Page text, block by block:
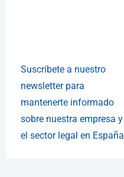
Suscríbete a nuestro
newsletter para
mantenerte informado
sobre nuestra empresa y
el sector legal en España